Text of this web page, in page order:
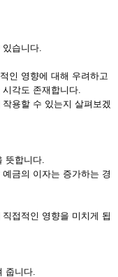
습니다.
인 영향에 대해 우려하고
각도 존재합니다.
용할 수 있는지 살펴보겠
뜻합니다.
금의 이자는 증가하는 경
접적인 영향을 미치게 됩
줍니다.